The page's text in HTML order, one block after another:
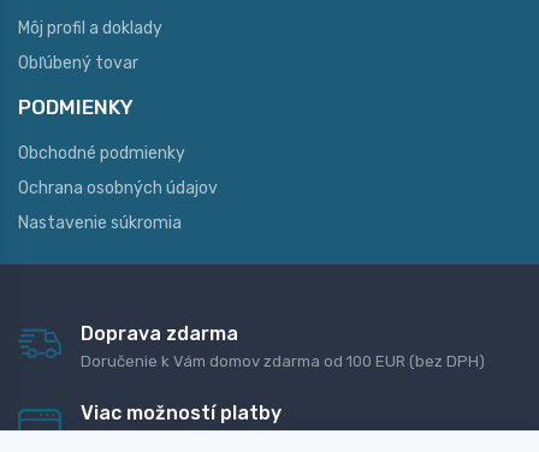
Môj profil a doklady
Obľúbený tovar
PODMIENKY
Obchodné podmienky
Ochrana osobných údajov
Nastavenie súkromia
Doprava zdarma
Doručenie k Vám domov zdarma od 100 EUR (bez DPH)
Viac možností platby